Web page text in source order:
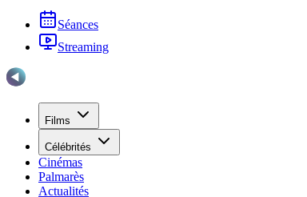
Séances
Streaming
Films
Célébrités
Cinémas
Palmarès
Actualités